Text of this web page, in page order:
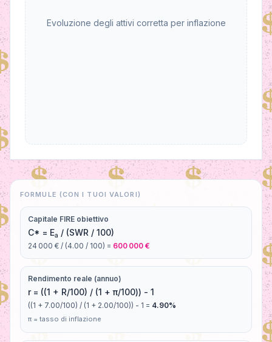
Evoluzione degli attivi corretta per inflazione
FORMULE (CON I TUOI VALORI)
Capitale FIRE obiettivo
C* = Ea / (SWR / 100)
24 000 € / (4.00 / 100) = 600 000 €
Rendimento reale (annuo)
r = ((1 + R/100) / (1 + π/100)) - 1
((1 + 7.00/100) / (1 + 2.00/100)) - 1 = 4.90%
π = tasso di inflazione